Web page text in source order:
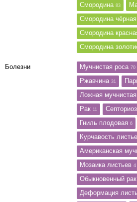
Смородина 83
Смородина чёрная
Смородина
Смородина
Болезни Мучнистая роса 70
Ржавчина 31
Ложная
Рак 11 Септориоз
Гниль плодовая 6
Курчавость
Американская
Мозаика листьев 4
Обыкновенный рак
Деформация